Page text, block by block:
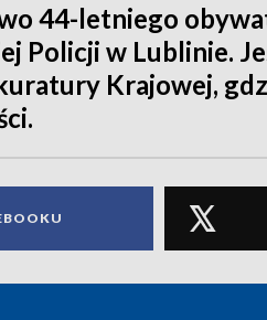
44-letniego
Policji w Lublinie.
Krajowej,